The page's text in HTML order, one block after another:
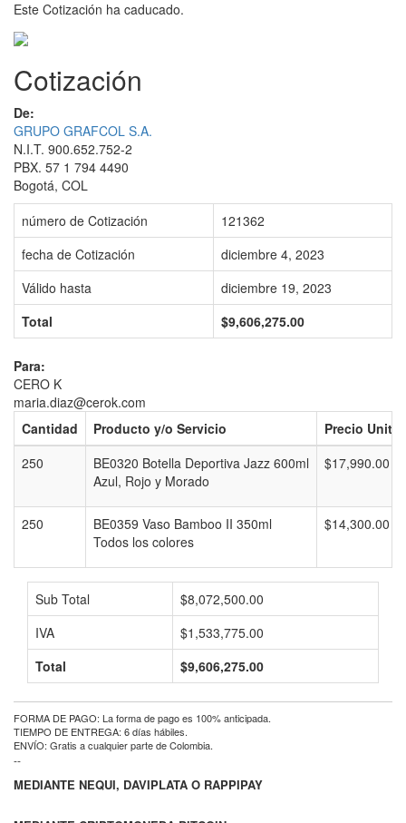
Este Cotización ha caducado.
Cotización
De:
GRUPO GRAFCOL S.A.
N.I.T. 900.652.752-2
PBX. 57 1 794 4490
Bogotá, COL
número de Cotización
121362
fecha de Cotización
diciembre 4, 2023
Válido hasta
diciembre 19, 2023
Total
$9,606,275.00
Para:
CERO K
maria.diaz@cerok.com
Cantidad
Producto y/o Servicio
Precio
250
BE0320 Botella Deportiva Jazz 600ml
Azul, Rojo y Morado
$17,990.00
250
BE0359 Vaso Bamboo II 350ml
Todos los colores
$14,300.00
Sub Total
$8,072,500.00
IVA
$1,533,775.00
Total
$9,606,275.00
FORMA DE PAGO: La forma de pago es 100% anticipada.
TIEMPO DE ENTREGA: 6 días hábiles.
ENVÍO: Gratis a cualquier parte de Colombia.
--
MEDIANTE NEQUI, DAVIPLATA O RAPPIPAY